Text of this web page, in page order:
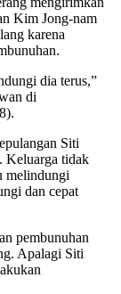
Kim Jong-nam
karena
dia terus,”
di
Siti
Keluarga tidak
melindungi
dan cepat
pembunuhan
Apalagi Siti